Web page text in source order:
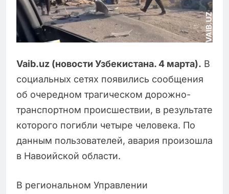
Vaib.uz (новости Узбекистана. 4 марта). В
социальных сетях появились сообщения
об очередном трагическом дорожно-
транспортном происшествии, в результате
которого погибли четыре человека. По
данным пользователей, авария произошла
в Навоийской области.
В региональном Управлении